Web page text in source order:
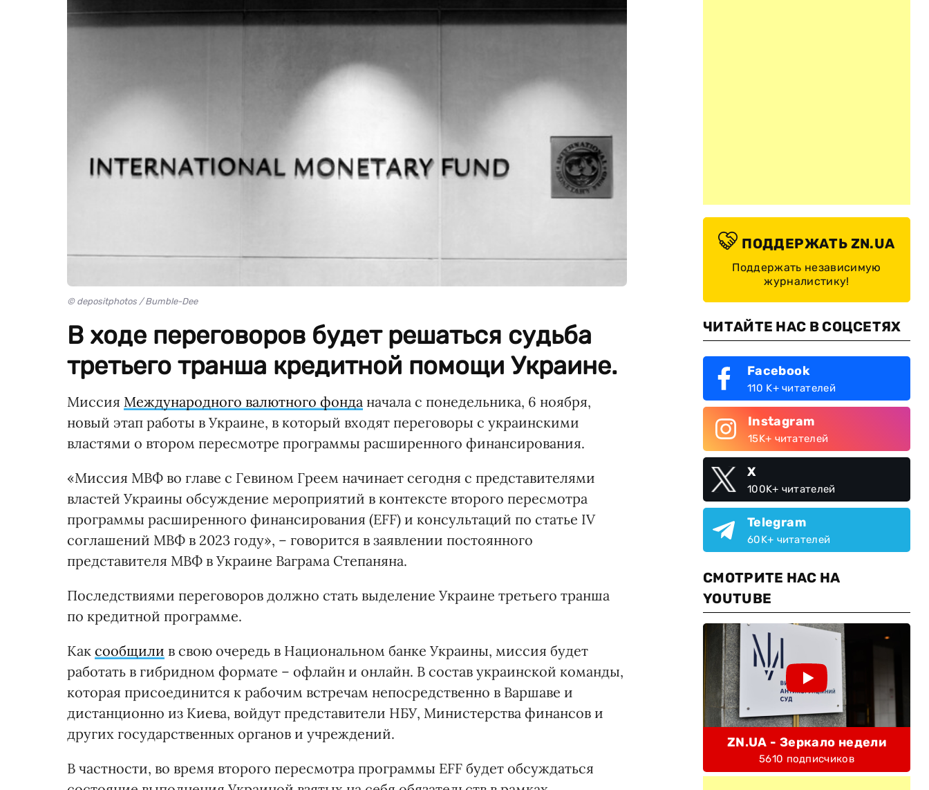
© depositphotos / Bumble-Dee
В ходе переговоров будет решаться судьба
третьего транша кредитной помощи Украине.
Миссия Международного валютного фонда начала с понедельника, 6 ноября,
новый этап работы в Украине, в который входят переговоры с украинскими
властями о втором пересмотре программы расширенного финансирования.
«Миссия МВФ во главе с Гевином Греем начинает сегодня с представителями
властей Украины обсуждение мероприятий в контексте второго пересмотра
программы расширенного финансирования (EFF) и консультаций по статье IV
соглашений МВФ в 2023 году», – говорится в заявлении постоянного
представителя МВФ в Украине Ваграма Степаняна.
Последствиями переговоров должно стать выделение Украине третьего транша
по кредитной программе.
Как сообщили в свою очередь в Национальном банке Украины, миссия будет
работать в гибридном формате – офлайн и онлайн. В состав украинской команды,
которая присоединится к рабочим встречам непосредственно в Варшаве и
дистанционно из Киева, войдут представители НБУ, Министерства финансов и
других государственных органов и учреждений.
В частности, во время второго пересмотра программы EFF будет обсуждаться
ПОДДЕРЖАТЬ ZN.UA
Поддержать независимую
журналистику!
ЧИТАЙТЕ НАС В СОЦСЕТЯХ
Facebook
110 K+ читателей
Instagram
15K+ читателей
X
100K+ читателей
Telegram
60K+ читателей
СМОТРИТЕ НАС НА
YOUTUBE
ZN.UA - Зеркало недели
5610 подписчиков